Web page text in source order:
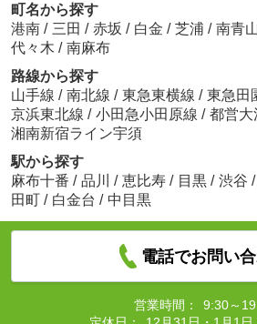
町名から探す
港南 / 三田 / 赤坂 / 白金 / 芝浦 / 南青
代々木 / 南麻布
路線から探す
山手線 / 南北線 / 東急東横線 / 東急田
京浜東北線 / 小田急小田原線 / 都営大
湘南新宿ライン宇須
駅から探す
麻布十番 / 品川 / 恵比寿 / 目黒 / 渋谷 /
田町 / 白金台 / 中目黒
電話でお問い
営業時間：
9:30～